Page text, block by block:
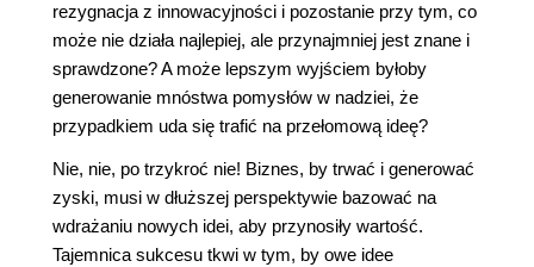
rezygnacja z innowacyjności i pozostanie przy tym, co
może nie działa najlepiej, ale przynajmniej jest znane i
sprawdzone? A może lepszym wyjściem byłoby
generowanie mnóstwa pomysłów w nadziei, że
przypadkiem uda się trafić na przełomową ideę?
Nie, nie, po trzykroć nie! Biznes, by trwać i generować
zyski, musi w dłuższej perspektywie bazować na
wdrażaniu nowych idei, aby przynosiły wartość.
Tajemnica sukcesu tkwi w tym, by owe idee